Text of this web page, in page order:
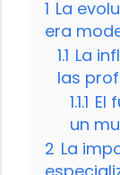
1 La
era
1.1 La
las
1.1.1 El
un
2 La